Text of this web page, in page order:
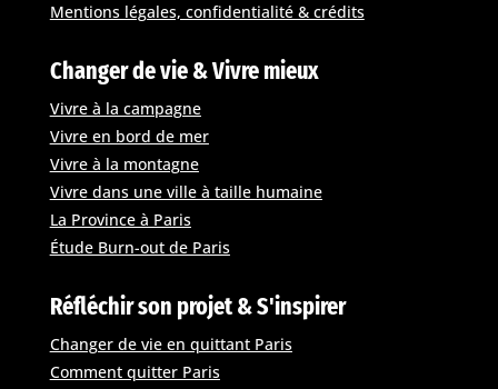
Mentions légales, confidentialité & crédits
Changer de vie & Vivre mieux
Vivre à la campagne
Vivre en bord de mer
Vivre à la montagne
Vivre dans une ville à taille humaine
La Province à Paris
Étude Burn-out de Paris
Réfléchir son projet & S'inspirer
Changer de vie en quittant Paris
Comment quitter Paris